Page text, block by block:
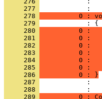
     277
     278
0 :
     279
     280
0 :
     281
0 :
     282
0 :
     283
0 :
     284
0 :
     285
0 :
     286
          0 : }
     287
            :
     288
     289
0 :